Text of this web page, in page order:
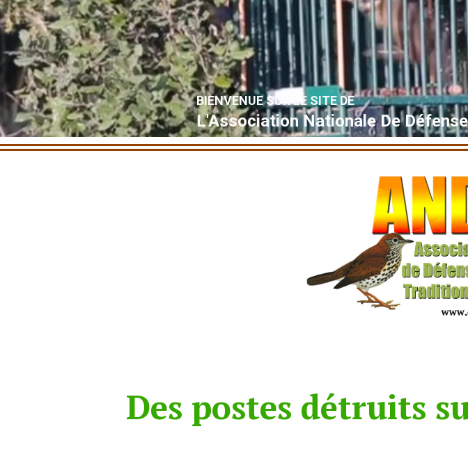
BIENVENUE SUR LE SITE DE
L'Association Nationale De
Des postes détruits